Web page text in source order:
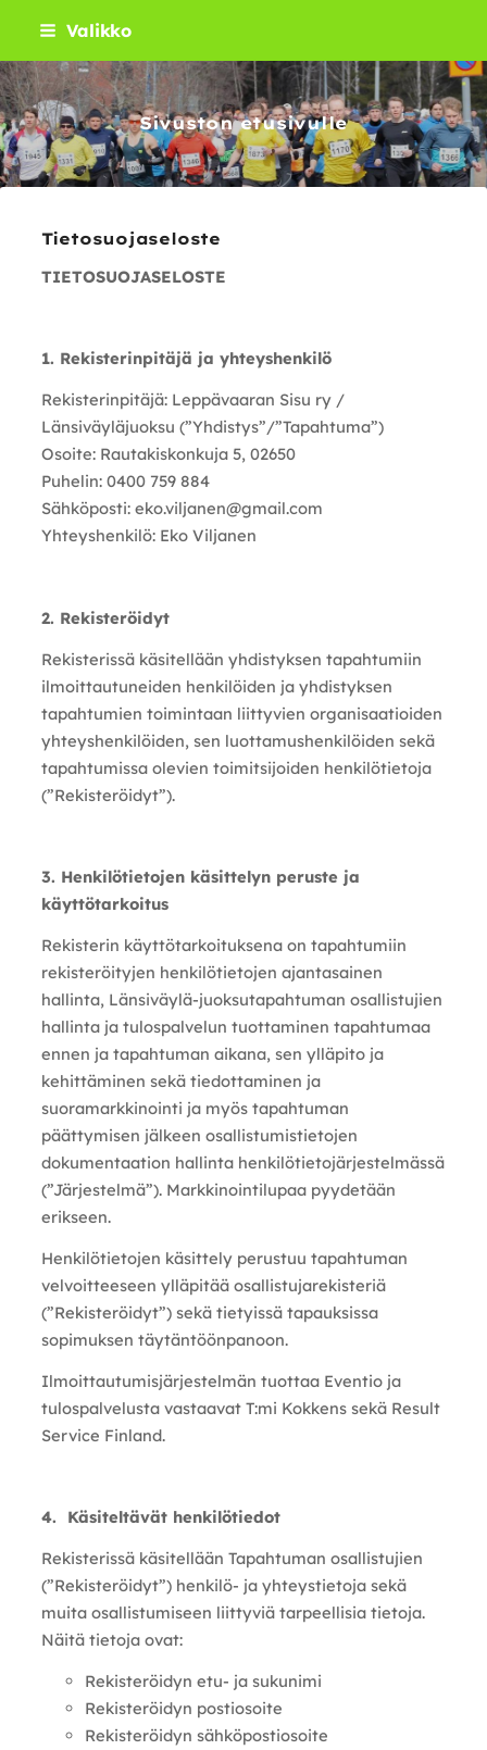
Siirry
sisältöön
Valikko
Sivuston etusivulle
Tietosuojaseloste
TIETOSUOJASELOSTE
1. Rekisterinpitäjä ja yhteyshenkilö
Rekisterinpitäjä: Leppävaaran Sisu ry /
Länsiväyläjuoksu (”Yhdistys”/”Tapahtuma”)
Osoite: Rautakiskonkuja 5, 02650
Puhelin: 0400 759 884
Sähköposti: eko.viljanen@gmail.com
Yhteyshenkilö: Eko Viljanen
2. Rekisteröidyt
Rekisterissä käsitellään yhdistyksen tapahtumiin
ilmoittautuneiden henkilöiden ja yhdistyksen
tapahtumien toimintaan liittyvien organisaatioiden
yhteyshenkilöiden, sen luottamushenkilöiden sekä
tapahtumissa olevien toimitsijoiden henkilötietoja
(”Rekisteröidyt”).
3. Henkilötietojen käsittelyn peruste ja
käyttötarkoitus
Rekisterin käyttötarkoituksena on tapahtumiin
rekisteröityjen henkilötietojen ajantasainen
hallinta, Länsiväylä-juoksutapahtuman osallistujien
hallinta ja tulospalvelun tuottaminen tapahtumaa
ennen ja tapahtuman aikana, sen ylläpito ja
kehittäminen sekä tiedottaminen ja
suoramarkkinointi ja myös tapahtuman
päättymisen jälkeen osallistumistietojen
dokumentaation hallinta henkilötietojärjestelmässä
(”Järjestelmä”). Markkinointilupaa pyydetään
erikseen.
Henkilötietojen käsittely perustuu tapahtuman
velvoitteeseen ylläpitää osallistujarekisteriä
(”Rekisteröidyt”) sekä tietyissä tapauksissa
sopimuksen täytäntöönpanoon.
Ilmoittautumisjärjestelmän tuottaa Eventio ja
tulospalvelusta vastaavat T:mi Kokkens sekä Result
Service Finland.
4. Käsiteltävät henkilötiedot
Rekisterissä käsitellään Tapahtuman osallistujien
(”Rekisteröidyt”) henkilö- ja yhteystietoja sekä
muita osallistumiseen liittyviä tarpeellisia tietoja.
Näitä tietoja ovat:
Rekisteröidyn etu- ja sukunimi
Rekisteröidyn postiosoite
Rekisteröidyn sähköpostiosoite